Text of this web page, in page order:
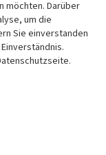
bitte unsere
aus der
möchten. Darüber
um die
Sie einverstanden